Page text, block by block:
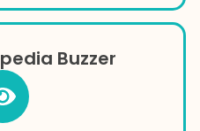
Buzzer